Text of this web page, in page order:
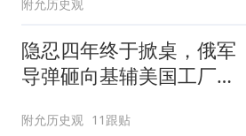
附允历史观
隐忍四年终于掀桌，俄军
导弹砸向基辅美国工厂，
附允历史观 11跟贴